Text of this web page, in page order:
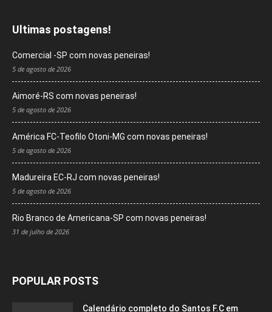
Ultimas postagens!
Comercial -SP com novas peneiras!
5 de agosto de 2026
Aimoré-RS com novas peneiras!
5 de agosto de 2026
América FC-Teofilo Otoni-MG com novas peneiras!
5 de agosto de 2026
Madureira EC-RJ com novas peneiras!
5 de agosto de 2026
Rio Branco de Americana-SP com novas peneiras!
31 de julho de 2026
POPULAR POSTS
Calendário completo do Santos F.C em